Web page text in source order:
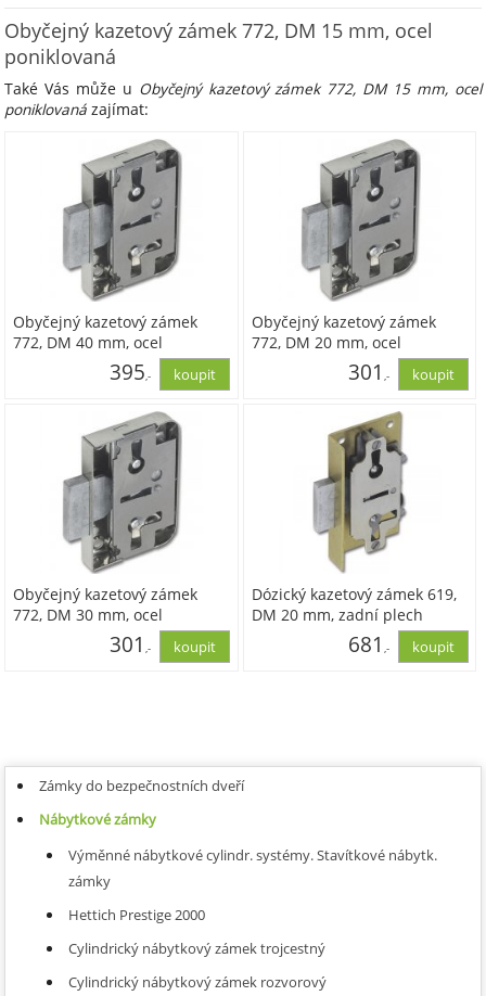
Obyčejný kazetový zámek 772, DM 15 mm, ocel
poniklovaná
Také Vás může u Obyčejný kazetový zámek 772, DM 15 mm, ocel
poniklovaná zajímat:
Obyčejný kazetový zámek
772, DM 40 mm, ocel
395,-
326,54
Obyčejný kazetový zámek
772, DM 20 mm, ocel
301 ,-
249,02
Obyčejný kazetový zámek
772, DM 30 mm, ocel
301,-
Dózický kazetový zámek 619,
DM 20 mm, zadní plech
681 ,-
Zámky do bezpečnostních dveří
Nábytkové zámky
Výměnné nábytkové cylindr. systémy. Stavítkové nábytk.
zámky
Hettich Prestige 2000
Cylindrický nábytkový zámek trojcestný
Cylindrický nábytkový zámek rozvorový